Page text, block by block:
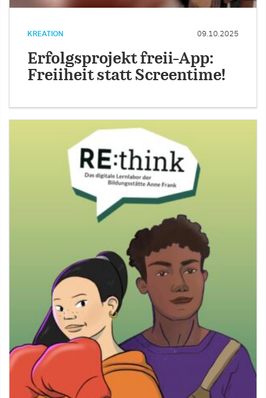
KREATION 09.10.2025
Erfolgsprojekt freii-App:
Freiiheit statt Screentime!